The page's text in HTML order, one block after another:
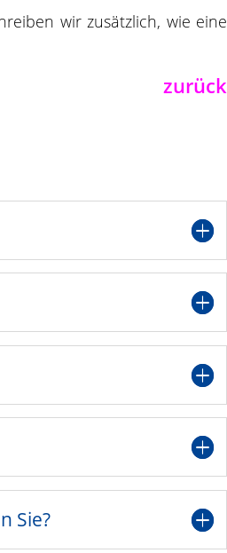
wir zusätzlich, wie eine
zurück
Sie?